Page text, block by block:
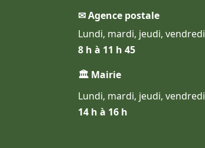
✉ Agence postale
Lundi, mardi, jeudi, vendredi
8 h à 11 h 45
🏛 Mairie
Lundi, mardi, jeudi, vendredi
14 h à 16 h